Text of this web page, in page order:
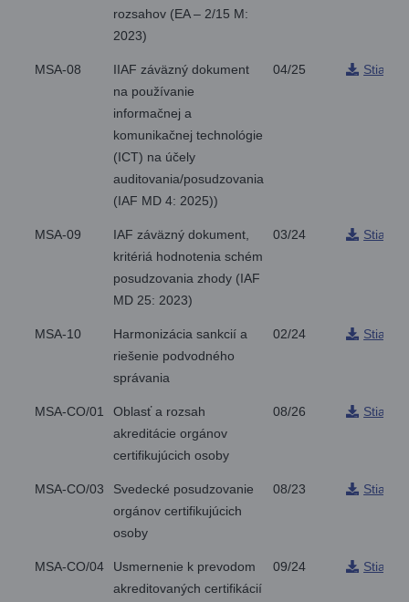
rozsahov (EA – 2/15 M:
2023)
MSA-08
IIAF záväzný dokument
na používanie
informačnej a
komunikačnej technológie
(ICT) na účely
auditovania/posudzovania
(IAF MD 4: 2025))
04/25
MSA-09
IAF záväzný dokument,
kritériá hodnotenia schém
posudzovania zhody (IAF
MD 25: 2023)
03/24
MSA-10
Harmonizácia sankcií a
riešenie podvodného
správania
02/24
MSA-CO/01
Oblasť a rozsah
akreditácie orgánov
certifikujúcich osoby
08/26
MSA-CO/03
Svedecké posudzovanie
orgánov certifikujúcich
osoby
08/23
MSA-CO/04
Usmernenie k prevodom
akreditovaných certifikácií
09/24